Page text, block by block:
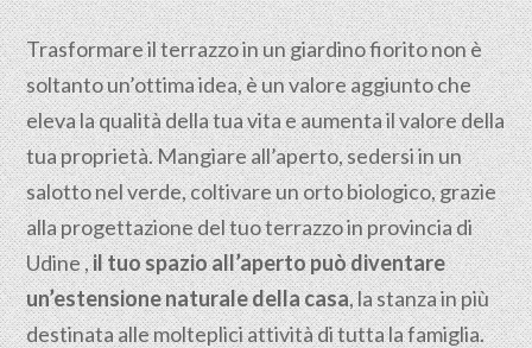
Trasformare il terrazzo in un giardino fiorito non è
soltanto un’ottima idea, è un valore aggiunto che
eleva la qualità della tua vita e aumenta il valore della
tua proprietà. Mangiare all’aperto, sedersi in un
salotto nel verde, coltivare un orto biologico, grazie
alla progettazione del tuo terrazzo in provincia di
Udine ,il tuo spazio all’aperto può diventare
un’estensione naturale della casa, la stanza in più
destinata alle molteplici attività di tutta la famiglia.